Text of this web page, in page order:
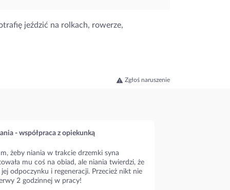
jeździć na rolkach, rowerze,
Zgłoś naruszenie
- współpraca z opiekunką
żeby niania w trakcie drzemki syna
mu coś na obiad, ale niania twierdzi, że
odpoczynku i regeneracji. Przecież nikt nie
2 godzinnej w pracy!